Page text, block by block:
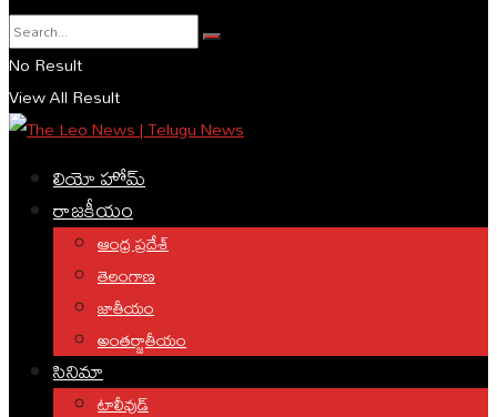
No Result
View All Result
లియో హోమ్
రాజకీయం
ఆంధ్ర ప్రదేశ్
తెలంగాణ
జాతీయం
అంతర్జాతీయం
సినిమా
టాలీవుడ్